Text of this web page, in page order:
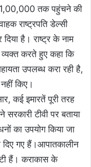
तक पहुंचने की
राष्ट्रपति डेल्सी
है। राष्ट्र के नाम
करते हुए कहा कि
उपलब्ध करा रही है,
किए।
कई इमारतें पूरी तरह
टीवी पर बताया
का उपयोग किया जा
गए हैं।आपातकालीन
हैं। कराकास के